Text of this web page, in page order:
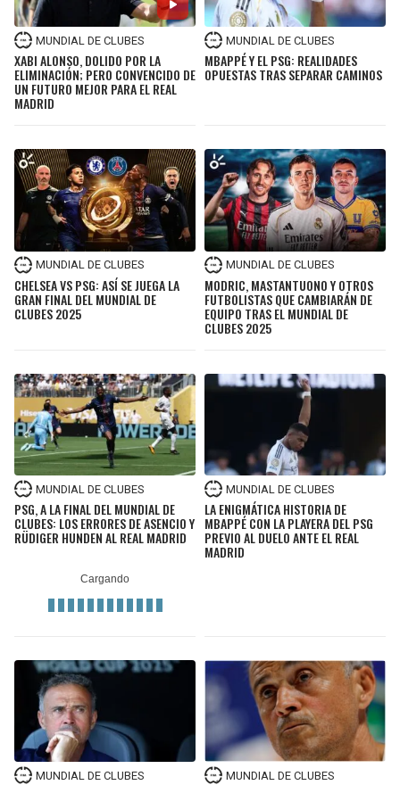
MUNDIAL DE CLUBES
XABI ALONSO, DOLIDO POR LA
ELIMINACIÓN; PERO CONVENCIDO DE
UN FUTURO MEJOR PARA EL REAL
MADRID
MUNDIAL DE CLUBES
MBAPPÉ Y EL PSG: REALIDADES
OPUESTAS TRAS SEPARAR CAMINOS
MUNDIAL DE CLUBES
CHELSEA VS PSG: ASÍ SE JUEGA LA
GRAN FINAL DEL MUNDIAL DE
CLUBES 2025
MUNDIAL DE CLUBES
MODRIC, MASTANTUONO Y OTROS
FUTBOLISTAS QUE CAMBIARÁN DE
EQUIPO TRAS EL MUNDIAL DE
CLUBES 2025
MUNDIAL DE CLUBES
PSG, A LA FINAL DEL MUNDIAL DE
CLUBES: LOS ERRORES DE ASENCIO Y
RÜDIGER HUNDEN AL REAL MADRID
MUNDIAL DE CLUBES
LA ENIGMÁTICA HISTORIA DE
MBAPPÉ CON LA PLAYERA DEL PSG
PREVIO AL DUELO ANTE EL REAL
MADRID
MUNDIAL DE CLUBES MUNDIAL DE CLUBES